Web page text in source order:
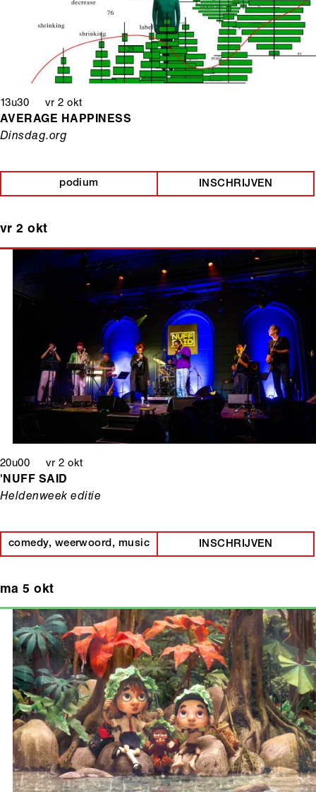
13u30 vr 2 okt
AVERAGE HAPPINESS
Dinsdag.org
podium INSCHRIJVEN
vr 2 okt
20u00 vr 2 okt
'NUFF SAID
Heldenweek editie
comedy, weerwoord, music INSCHRIJVEN
ma 5 okt